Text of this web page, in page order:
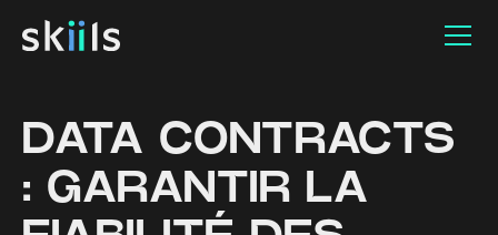
DATA CONTRACTS
: GARANTIR LA